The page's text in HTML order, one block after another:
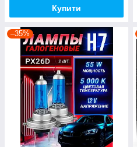
Купити
–35%